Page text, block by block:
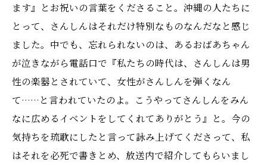
ます』とお祝いの言葉をくださること。沖縄の人たちに
とって、さんしんはそれだけ特別なものなんだなと感じ
ました。中でも、忘れられないのは、あるおばあちゃん
が泣きながら電話口で『私たちの時代は、さんしんは男
性の楽器とされていて、女性がさんしんを弾くなん
て……と言われていたのよ。こうやってさんしんをみん
なに広めるイベントをしてくれてありがとう』と。今の
気持ちを琉歌にしたと言って詠み上げてくださって、私
はそれを必死で書きとめ、放送内で紹介してもらいまし